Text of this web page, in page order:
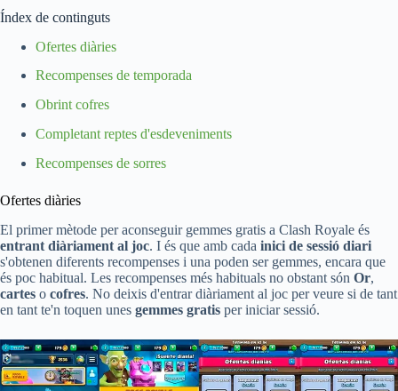
Índex de continguts
Ofertes diàries
Recompenses de temporada
Obrint cofres
Completant reptes d'esdeveniments
Recompenses de sorres
Ofertes diàries
El primer mètode per aconseguir gemmes gratis a Clash Royale és
entrant diàriament al joc. I és que amb cada inici de sessió diari
s'obtenen diferents recompenses i una poden ser gemmes, encara que
és poc habitual. Les recompenses més habituals no obstant són Or,
cartes o cofres. No deixis d'entrar diàriament al joc per veure si de tant
en tant te'n toquen unes gemmes gratis per iniciar sessió.